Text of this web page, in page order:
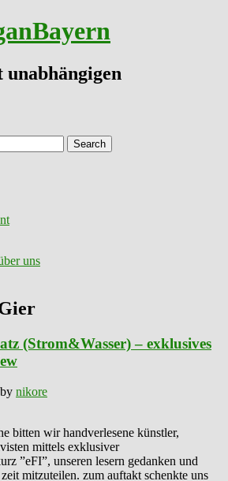
unabhängigen
uns
(Strom&Wasser) – exklusives
by nikore
bitten wir handverlesene künstler,
mittels exklusiver
”eFI”, unseren lesern gedanken und
mitzuteilen. zum auftakt schenkte uns